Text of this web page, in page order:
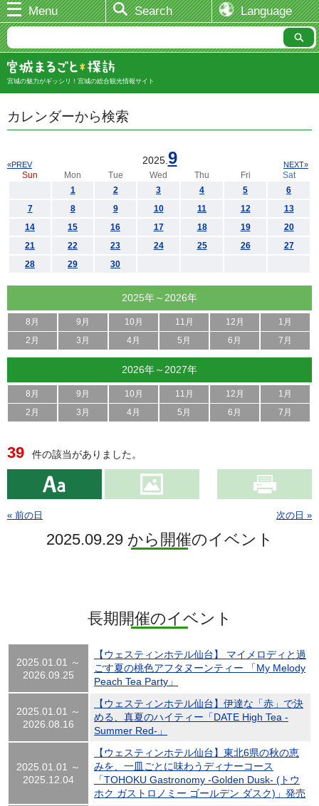
Menu Search Language
宮城の魅力がギッシリ！宮城の総合観光情報サイト
カレンダーから検索
2025. 9
«PREV NEXT»
Sun Mon Tue Wed Thu Fri
Sat
1
2 3 4 5
6
7
8 9 10 11 12
13
14
15 16 17 18 19
20
21
22 23 24 25 26
27
28
29 30
2025年～2026年
8月 9月 10月 11月 12月
1月
2月
3月 4月 5月 6月 7月
2026年～2027年
8月 9月 10月 11月 12月
1月
2月
3月 4月 5月 6月 7月
39 件の該当がありました。
« 前の日 次の日 »
2025.09.29 から開催のイベント
長期開催のイベント
2025.01.01 ～
2026.09.25
【ウェスティンホテル仙台】 マイメロディと過
ごす夏の桃色アフタヌーンティー 「My Melody
Peach Tea Party」
2025.01.01 ～
2026.08.16
【ウェスティンホテル仙台】伊達な「赤」で決
める、真夏のハイティー「DATE High Tea -
Summer Red-」
2025.01.01 ～
2025.12.04
【ウェスティンホテル仙台】東北6県の秋の恵
みを、一皿ごとに味わうディナーコース
「TOHOKU Gastronomy -Golden Dusk- (トウ
ホク ガストロノミー ゴールデン ダスク)」発売